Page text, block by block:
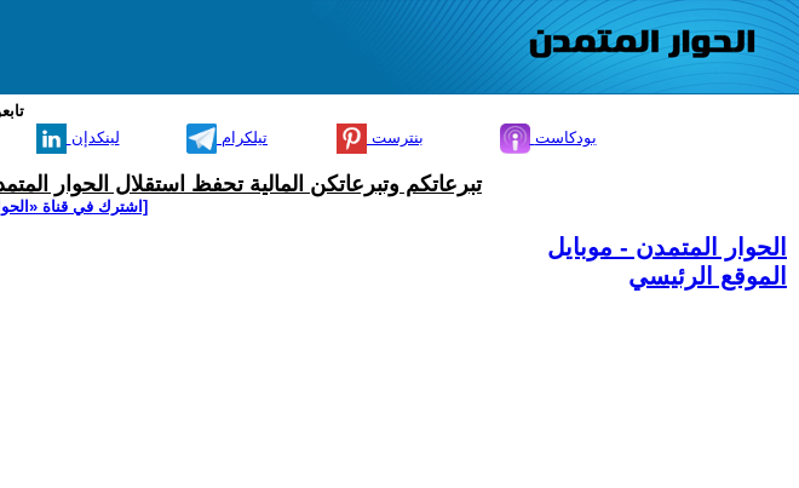
لينكدإن تيلكرام بنترست بودكاست
تبرعاتكم وتبرعاتكن المالية تحفظ استقلال الحوار
[اشترك في قناة
الحوار المتمدن - موبايل
الموقع الرئيسي